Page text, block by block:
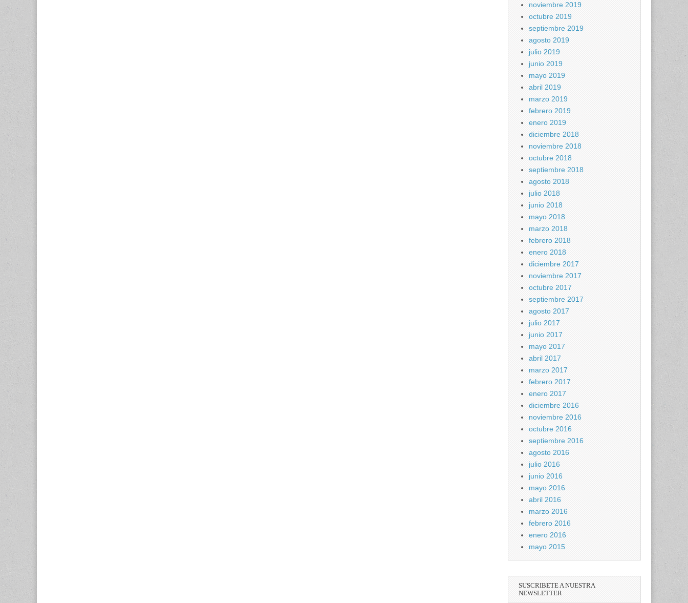
noviembre 2019
octubre 2019
septiembre 2019
agosto 2019
julio 2019
junio 2019
mayo 2019
abril 2019
marzo 2019
febrero 2019
enero 2019
diciembre 2018
noviembre 2018
octubre 2018
septiembre 2018
agosto 2018
julio 2018
junio 2018
mayo 2018
marzo 2018
febrero 2018
enero 2018
diciembre 2017
noviembre 2017
octubre 2017
septiembre 2017
agosto 2017
julio 2017
junio 2017
mayo 2017
abril 2017
marzo 2017
febrero 2017
enero 2017
diciembre 2016
noviembre 2016
octubre 2016
septiembre 2016
agosto 2016
julio 2016
junio 2016
mayo 2016
abril 2016
marzo 2016
febrero 2016
enero 2016
mayo 2015
SUSCRIBETE A NUESTRA
NEWSLETTER